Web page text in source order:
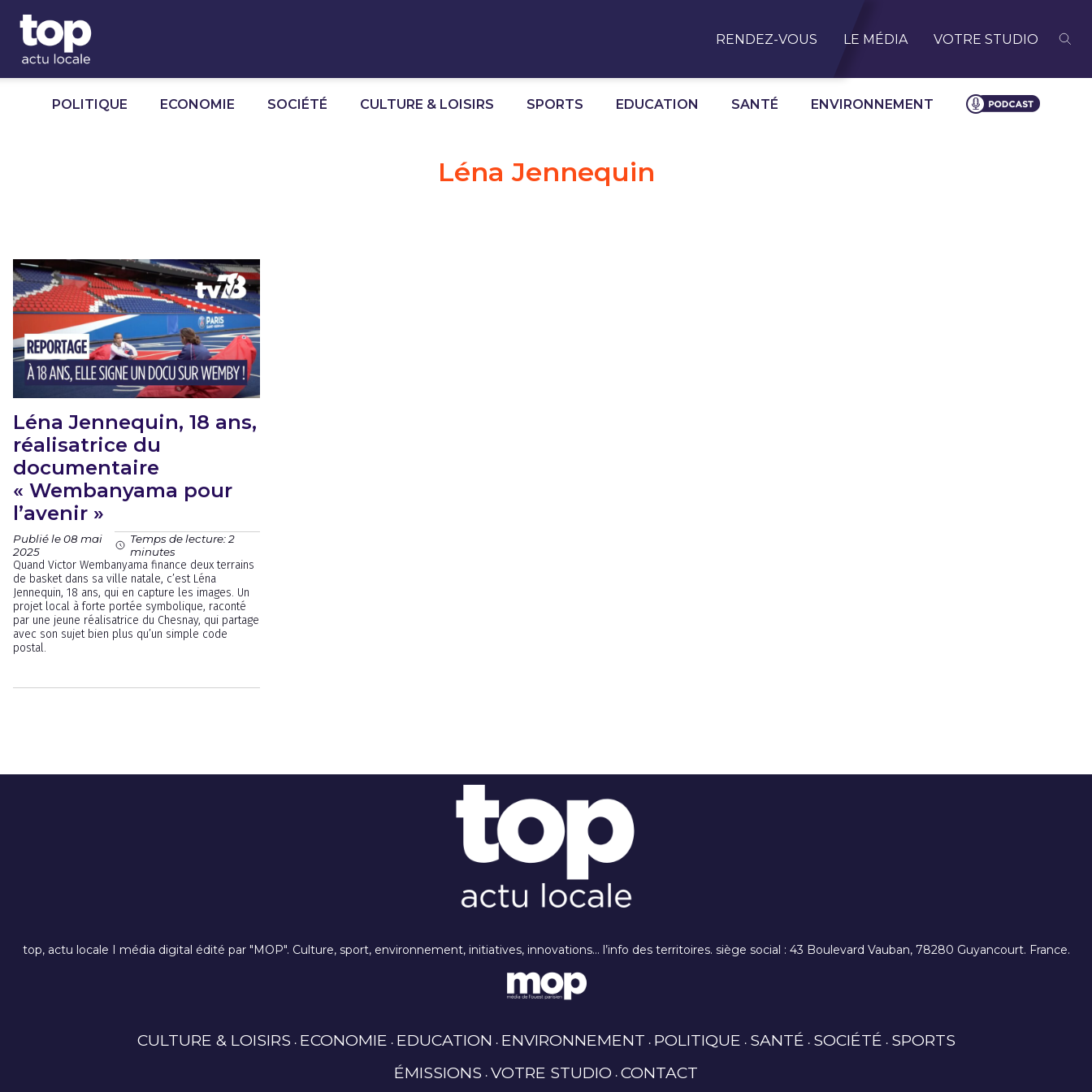
RENDEZ-VOUS LE MÉDIA VOTRE STUDIO
POLITIQUE ECONOMIE SOCIÉTÉ CULTURE & LOISIRS SPORTS EDUCATION SANTÉ ENVIRONNEMENT
Léna Jennequin
Léna Jennequin, 18 ans,
réalisatrice du
documentaire
« Wembanyama pour
l’avenir »
Publié le 08 mai
2025
Temps de lecture: 2
minutes
Quand Victor Wembanyama finance deux terrains
de basket dans sa ville natale, c’est Léna
Jennequin, 18 ans, qui en capture les images. Un
projet local à forte portée symbolique, raconté
par une jeune réalisatrice du Chesnay, qui partage
avec son sujet bien plus qu’un simple code
postal.
top, actu locale I média digital édité par "MOP". Culture, sport, environnement, initiatives, innovations… l’info des territoires. siège social : 43 Boulevard Vauban, 78280 Guyancourt. France.
CULTURE & LOISIRS ECONOMIE EDUCATION ENVIRONNEMENT POLITIQUE SANTÉ SOCIÉTÉ SPORTS
ÉMISSIONS VOTRE STUDIO CONTACT